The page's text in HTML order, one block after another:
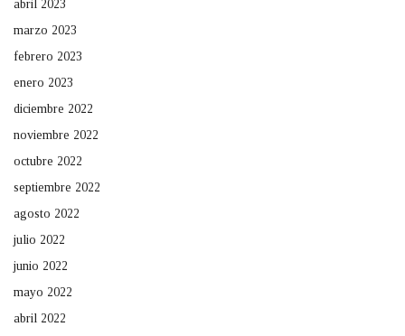
abril 2023
marzo 2023
febrero 2023
enero 2023
diciembre 2022
noviembre 2022
octubre 2022
septiembre 2022
agosto 2022
julio 2022
junio 2022
mayo 2022
abril 2022